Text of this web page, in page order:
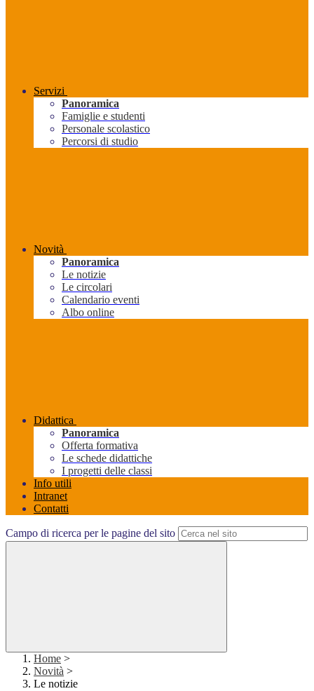
Servizi
Panoramica
Famiglie e studenti
Personale scolastico
Percorsi di studio
Novità
Panoramica
Le notizie
Le circolari
Calendario eventi
Albo online
Didattica
Panoramica
Offerta formativa
Le schede didattiche
I progetti delle classi
Info utili
Intranet
Contatti
Campo di ricerca per le pagine del sito
Home >
Novità >
Le notizie